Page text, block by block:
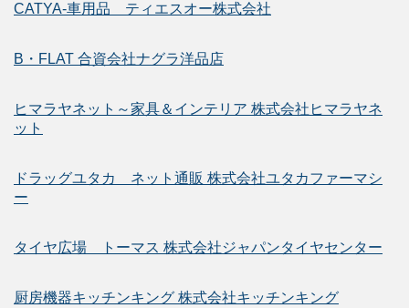
CATYA-車用品 ティエスオー株式会社
B・FLAT 合資会社ナグラ洋品店
ヒマラヤネット～家具＆インテリア 株式会社ヒマラヤネ
ット
ドラッグユタカ ネット通販 株式会社ユタカファーマシ
ー
タイヤ広場 トーマス 株式会社ジャパンタイヤセンター
厨房機器キッチンキング 株式会社キッチンキング